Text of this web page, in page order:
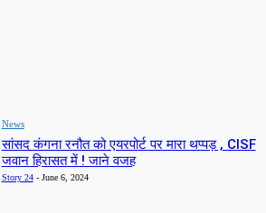
News
सांसद कंगना रनौत को एयरपोर्ट पर मारा थप्पड़ , CISF
जवान हिरासत में ! जाने वजह
Story 24 - June 6, 2024